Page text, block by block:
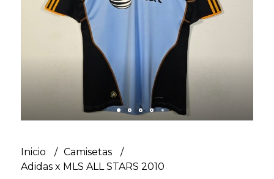
Inicio
Camisetas
Adidas x MLS ALL STARS 2010